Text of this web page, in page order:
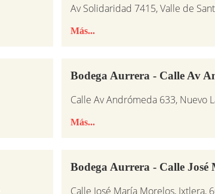
Av Solidaridad 7415, Valle de
Más...
Bodega Aurrera - Calle Av
Calle Av Andrómeda 633, Nuevo
Más...
Bodega Aurrera - Calle José
Calle José María Morelos, Ixtlera,